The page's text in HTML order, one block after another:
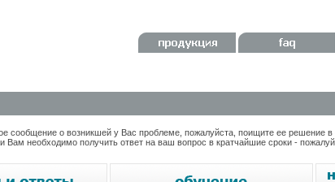
о возникшей у Вас проблеме, пожалуйста, поищите ее решение в
необходимо получить ответ на ваш вопрос в кратчайшие сроки -